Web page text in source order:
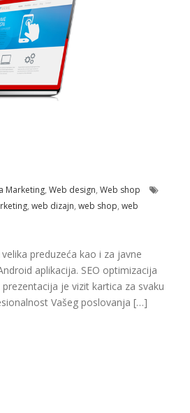
Marketing, Web design, Web shop
, web dizajn, web shop, web
preduzeća kao i za javne
aplikacija. SEO optimizacija
je vizit kartica za svaku
Vašeg poslovanja […]